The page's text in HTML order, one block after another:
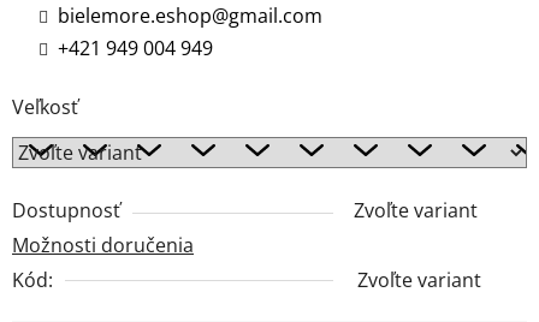
bielemore.eshop@gmail.com
+421 949 004 949
Veľkosť
Dostupnosť
Zvoľte variant
Možnosti doručenia
Kód:
Zvoľte variant